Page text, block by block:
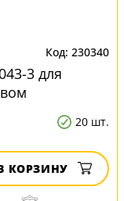
230340
3 для
20 шт.
КОРЗИНУ